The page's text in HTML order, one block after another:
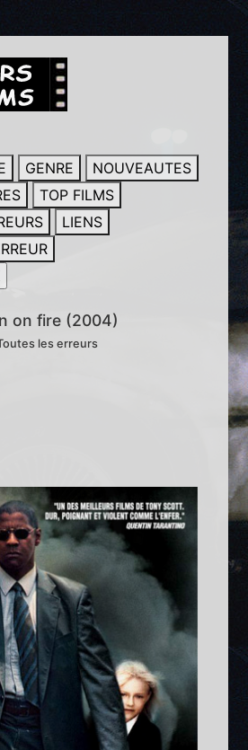
GENRE
NOUVEAUTES
TOP FILMS
LIENS
on fire (2004)
les erreurs